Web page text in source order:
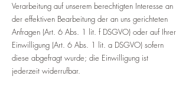
Verarbeitung auf unserem berechtigten Interesse an
der effektiven Bearbeitung der an uns gerichteten
Anfragen (Art. 6 Abs. 1 lit. f DSGVO) oder auf Ihrer
Einwilligung (Art. 6 Abs. 1 lit. a DSGVO) sofern
diese abgefragt wurde; die Einwilligung ist
jederzeit widerrufbar.